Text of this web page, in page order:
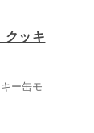
ッキ
ー缶モ